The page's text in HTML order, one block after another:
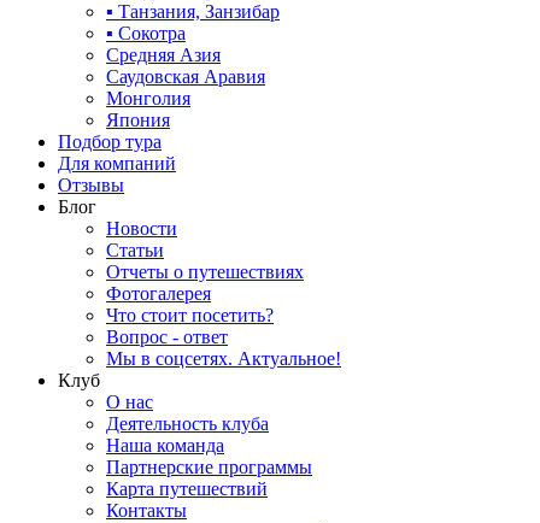
▪ Танзания, Занзибар
▪ Сокотра
Средняя Азия
Саудовская Аравия
Монголия
Япония
Подбор тура
Для компаний
Отзывы
Блог
Новости
Статьи
Отчеты о путешествиях
Фотогалерея
Что стоит посетить?
Вопрос - ответ
Мы в соцсетях. Актуальное!
Клуб
О нас
Деятельность клуба
Наша команда
Партнерские программы
Карта путешествий
Контакты